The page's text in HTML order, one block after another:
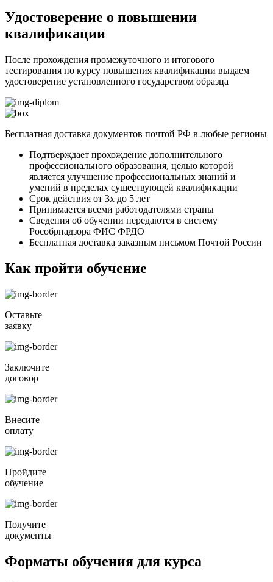
Удостоверение о повышении
квалификации
После прохождения промежуточного и итогового
тестирования по курсу повышения квалификации выдаем
удостоверение установленного государством образца
Бесплатная доставка документов почтой РФ в любые регионы
Подтверждает прохождение дополнительного
профессионального образования, целью которой
является улучшение профессиональных знаний и
умений в пределах существующей квалификации
Срок действия от 3х до 5 лет
Принимается всеми работодателями страны
Сведения об обучении передаются в систему
Рособрнадзора ФИС ФРДО
Бесплатная доставка заказным письмом Почтой России
Как пройти обучение
Оставьте
заявку
Заключите
договор
Внесите
оплату
Пройдите
обучение
Получите
документы
Форматы обучения для курса